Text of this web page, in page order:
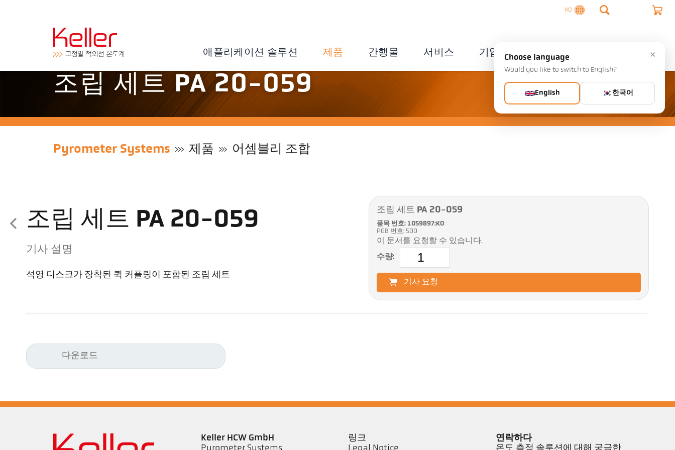
KO
애플리케이션 솔루션 제품 간행물 서비스 기업
조립 세트 PA 20-059
Pyrometer Systems 제품 어셈블리 조합
조립 세트 PA 20-059
기사 설명
석영 디스크가 장착된 퀵 커플링이 포함된 조립 세트
조립 세트 PA 20-059
품목 번호: 1059897:KO
PGB 번호: 500
이 문서를 요청할 수 있습니다.
수량:
기사 요청
다운로드
Keller HCW GmbH
링크
연락하다
×
Choose language
Would you like to switch to English?
English 한국어